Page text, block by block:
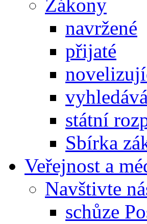
Zákony
navržené
přijaté
státní
Sbírka
Veřejnost a
Navštivte
schůze